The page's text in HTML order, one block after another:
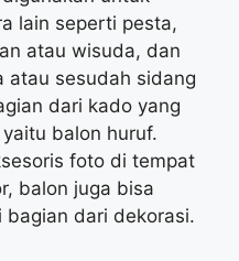
lain seperti pesta,
atau wisuda, dan
atau sesudah sidang
dari kado yang
balon huruf.
foto di tempat
balon juga bisa
dari dekorasi.